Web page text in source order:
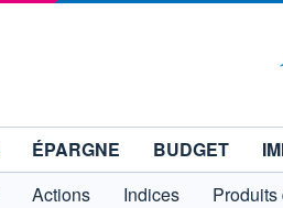
ÉPARGNE BUDGET
Actions Indices